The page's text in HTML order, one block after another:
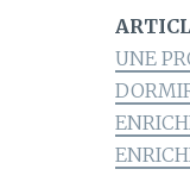
UNE